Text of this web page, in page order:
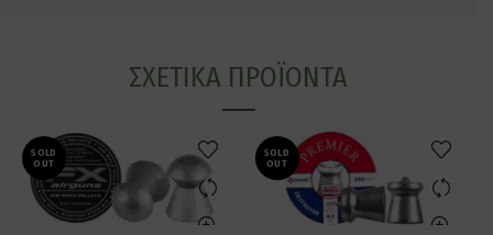
ΣΧΕΤΙΚΆ ΠΡΟΪΌΝΤΑ
SOLD
OUT
SOLD
OUT